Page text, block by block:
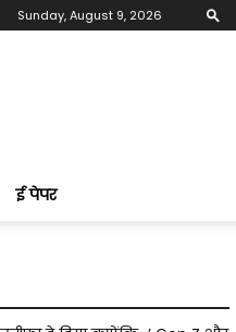
Sunday, August 9, 2026
ई पेपर